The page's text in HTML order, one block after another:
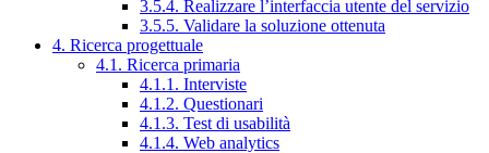
3.5.4. Realizzare l’interfaccia utente del servizio
3.5.5. Validare la soluzione ottenuta
4. Ricerca progettuale
4.1. Ricerca primaria
4.1.1. Interviste
4.1.2. Questionari
4.1.3. Test di usabilità
4.1.4. Web analytics